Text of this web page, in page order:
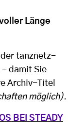
Länge
tanznetz-
- damit Sie
Archiv-Titel
möglich).
BEI STEADY